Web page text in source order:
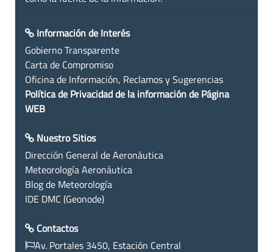
Información de Interés
Gobierno Transparente
Carta de Compromiso
Oficina de Información, Reclamos y Sugerencias
Política de Privacidad de la información de Página
WEB
Nuestro Sitios
Dirección General de Aeronáutica
Meteorología Aeronáutica
Blog de Meteorología
IDE DMC (Geonode)
Contactos
Av. Portales 3450, Estación Central